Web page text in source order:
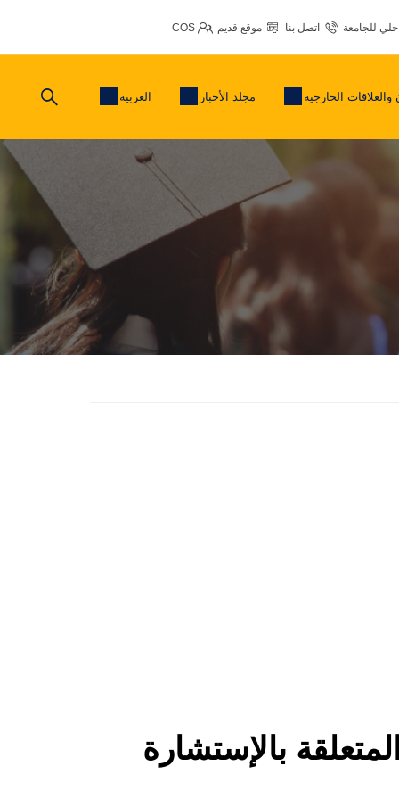
للجامعة اتصل بنا موقع قديم COS
والعلاقات الخارجية مجلد الأخبار العربية
بالإستشارة